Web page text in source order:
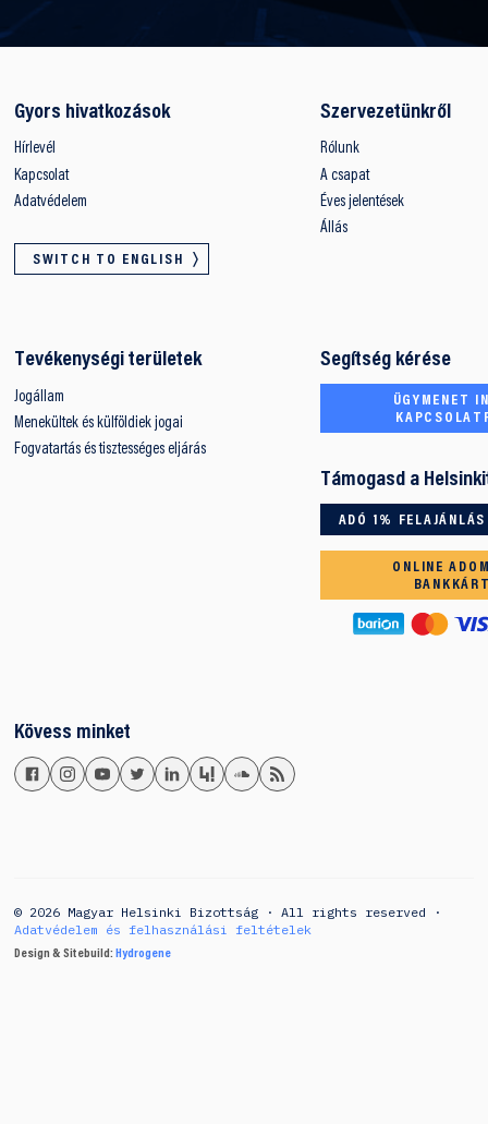
Gyors hivatkozások
Hírlevél
Kapcsolat
Adatvédelem
SWITCH TO ENGLISH
Szervezetünkről
Rólunk
A csapat
Éves jelentések
Állás
Tevékenységi területek
Jogállam
Menekültek és külföldiek jogai
Fogvatartás és tisztességes eljárás
Segítség kérése
ÜGYMENET
Támogasd a
ADÓ 1% FELAJÁNLÁS
ONLINE
Kövess minket
© 2026 Magyar Helsinki Bizottság · All rights reserved ·
Adatvédelem és felhasználási feltételek
Design & Sitebuild: Hydrogene